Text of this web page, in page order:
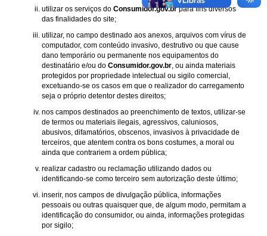
utilizar os serviços do Consumidor.gov.brpara fins diversos
das finalidades do site;
utilizar, no campo destinado aos anexos, arquivos com vírus de
computador, com conteúdo invasivo, destrutivo ou que cause
dano temporário ou permanente nos equipamentos do
destinatário e/ou do Consumidor.gov.br , ou ainda materiais
protegidos por propriedade intelectual ou sigilo comercial,
excetuando-se os casos em que o realizador do carregamento
seja o próprio detentor destes direitos;
nos campos destinados ao preenchimento de textos, utilizar-se
de termos ou materiais ilegais, agressivos, caluniosos,
abusivos, difamatórios, obscenos, invasivos à privacidade de
terceiros, que atentem contra os bons costumes, a moral ou
ainda que contrariem a ordem pública;
realizar cadastro ou reclamação utilizando dados ou
identificando-se como terceiro sem autorização deste último;
inserir, nos campos de divulgação pública, informações
pessoais ou outras quaisquer que, de algum modo, permitam a
identificação do consumidor, ou ainda, informações protegidas
por sigilo;